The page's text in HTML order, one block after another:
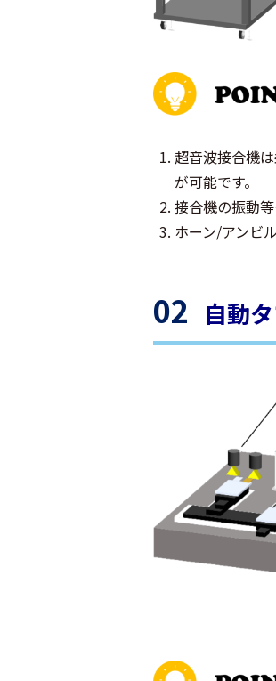
超音波接合機
が可能です。
接合機の振動
ホーン/アンビ
02 自動